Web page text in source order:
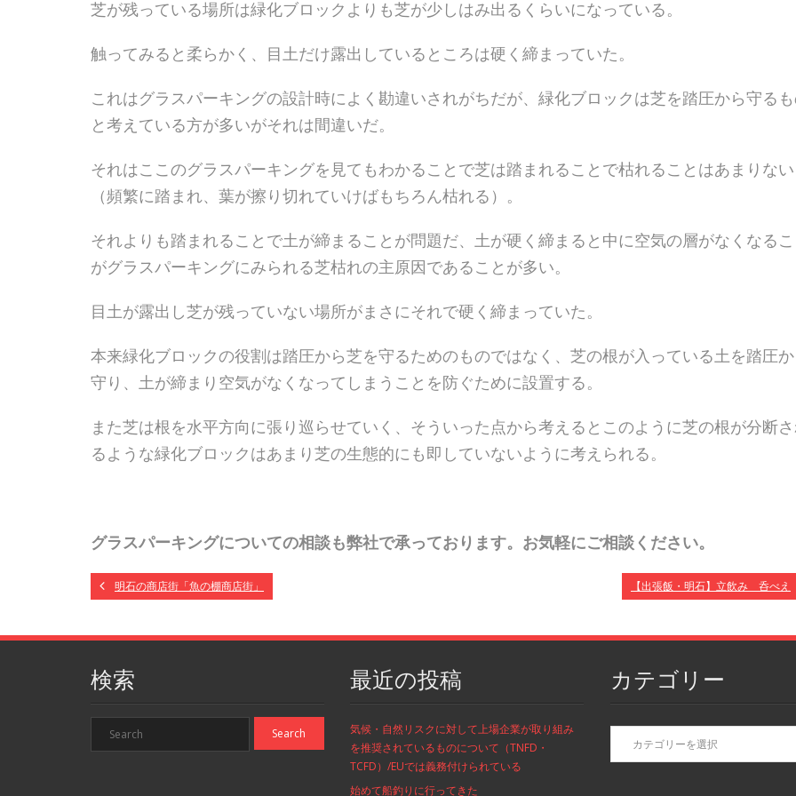
芝が残っている場所は緑化ブロックよりも芝が少しはみ出るくらいになっている。
触ってみると柔らかく、目土だけ露出しているところは硬く締まっていた。
これはグラスパーキングの設計時によく勘違いされがちだが、緑化ブロックは芝を踏圧から守る
と考えている方が多いがそれは間違いだ。
それはここのグラスパーキングを見てもわかることで芝は踏まれることで枯れることはあまりない
（頻繁に踏まれ、葉が擦り切れていけばもちろん枯れる）。
それよりも踏まれることで土が締まることが問題だ、土が硬く締まると中に空気の層がなくなるこ
がグラスパーキングにみられる芝枯れの主原因であることが多い。
目土が露出し芝が残っていない場所がまさにそれで硬く締まっていた。
本来緑化ブロックの役割は踏圧から芝を守るためのものではなく、芝の根が入っている土を踏圧か
守り、土が締まり空気がなくなってしまうことを防ぐために設置する。
また芝は根を水平方向に張り巡らせていく、そういった点から考えるとこのように芝の根が分断
るような緑化ブロックはあまり芝の生態的にも即していないように考えられる。
グラスパーキングについての相談も弊社で承っております。お気軽にご相談ください。
明石の商店街「魚の棚商店街」 【出張飯・明石】立飲み 呑べえ
検索 最近の投稿
気候・自然リスクに対して上場企業が取り組み
を推奨されているものについて（TNFD・
TCFD）/EUでは義務付けられている
始めて船釣りに行ってきた
カテゴリー
カ
ゴ